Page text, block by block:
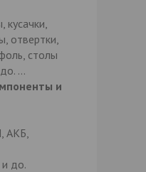
кусачки,
отвертки,
столы
…
и
АКБ,
до.